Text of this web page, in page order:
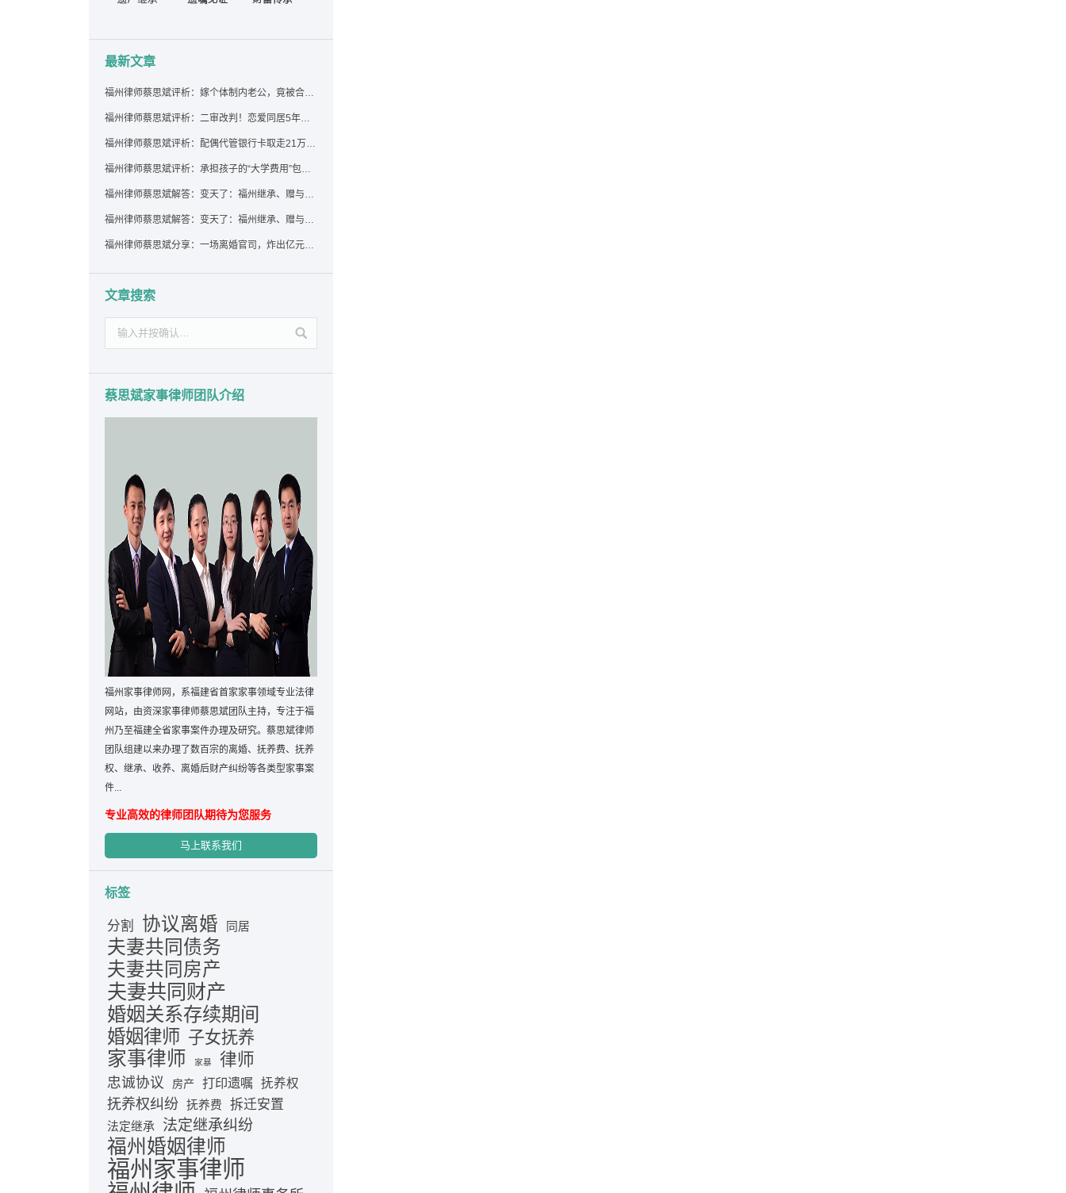
最新文章
福州律师蔡思斌评析：嫁个体制内老公，竟被合伙设局背上近百万债务，婚前不查征信真要命！
福州律师蔡思斌评析：二审改判！恋爱同居5年为女友买车，分手后能要回吗？
福州律师蔡思斌评析：配偶代管银行卡取走21万，离婚后这笔钱还要得回来吗？
福州律师蔡思斌评析：承担孩子的“大学费用”包括高额留学费用吗？
福州律师蔡思斌解答：变天了：福州继承、赠与房产转让要收20%个税？福州国税官方回复来了！
福州律师蔡思斌解答：变天了：福州继承、赠与房产转让要收20%个税？福州国税官方回答来了！
福州律师蔡思斌分享：一场离婚官司，炸出亿元“糊涂账”：本想分割家产，结果“自爆”了家底
文章搜索
蔡思斌家事律师团队介绍
福州家事律师网，系福建省首家家事领域专业法律
网站，由资深家事律师蔡思斌团队主持，专注于福
州乃至福建全省家事案件办理及研究。蔡思斌律师
团队组建以来办理了数百宗的离婚、抚养费、抚养
权、继承、收养、离婚后财产纠纷等各类型家事案
件...
专业高效的律师团队期待为您服务
马上联系我们
标签
分割 协议离婚 同居
夫妻共同债务
夫妻共同房产
夫妻共同财产
婚姻关系存续期间
婚姻律师 子女抚养
家事律师 家暴 律师
忠诚协议 房产 打印遗嘱 抚养权
抚养权纠纷 抚养费 拆迁安置
法定继承 法定继承纠纷
福州婚姻律师
福州家事律师